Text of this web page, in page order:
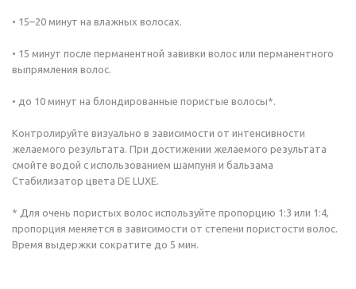
• 15–20 минут на влажных волосах.
• 15 минут после перманентной завивки волос или перманентного
выпрямления волос.
• до 10 минут на блондированные пористые волосы*.
Контролируйте визуально в зависимости от интенсивности
желаемого результата. При достижении желаемого результата
смойте водой с использованием шампуня и бальзама
Стабилизатор цвета DE LUXE.
* Для очень пористых волос используйте пропорцию 1:3 или 1:4,
пропорция меняется в зависимости от степени пористости волос.
Время выдержки сократите до 5 мин.